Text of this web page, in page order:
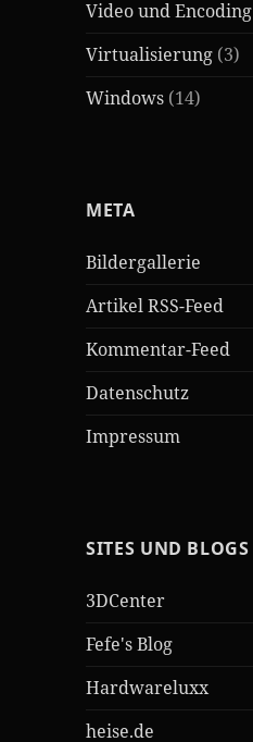
Video und Encoding
Virtualisierung (3)
Windows (14)
META
Bildergallerie
Artikel RSS-Feed
Kommentar-Feed
Datenschutz
Impressum
SITES UND BLOGS
3DCenter
Fefe's Blog
Hardwareluxx
heise.de